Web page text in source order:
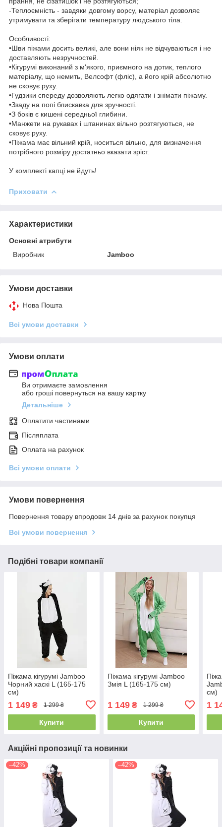
-Теплоємність - завдяки довгому ворсу, матеріал дозволяє
утримувати та зберігати температуру людського тіла.
Особливості:
•Шви піжами досить великі, але вони ніяк не відчуваються і не
доставляють незручностей.
•Кігурумі виконаний з м'якого, приємного на дотик, теплого
матеріалу, що немить, Велсофт (фліс), а його крій абсолютно
не сковує руху.
•Гудзики спереду дозволяють легко одягати і знімати піжаму.
•Ззаду на попі блискавка для зручності.
•З боків є кишені середньої глибини.
•Манжети на рукавах і штанинах вільно розтягуються, не
сковує руху.
•Піжама має вільний крій, носиться вільно, для визначення
потрібного розміру достатньо вказати зріст.
У комплекті капці не йдуть!
Приховати
Характеристики
Основні атрибути
Виробник
Jamboo
Умови доставки
Нова Пошта
Всі умови доставки
Умови оплати
Ви отримаєте замовлення
або гроші повернуться на вашу картку
Детальніше
Оплатити частинами
Післяплата
Оплата на рахунок
Всі умови оплати
Умови повернення
Повернення товару впродовж 14 днів за рахунок покупця
Всі умови повернення
Подібні товари компанії
Піжама кігурумі Jamboo
Чорний хаскі L (165-175
см)
1 149 ₴ 1 299 ₴
Купити
Піжама кігурумі Jamboo
Змія L (165-175 см)
1 149₴ 1 299 ₴
Купити
см)
1
Акційні пропозиції та новинки
–42% –42%